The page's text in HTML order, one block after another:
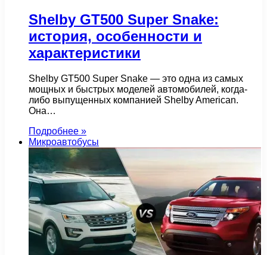
Shelby GT500 Super Snake:
история, особенности и
характеристики
Shelby GT500 Super Snake — это одна из самых
мощных и быстрых моделей автомобилей, когда-
либо выпущенных компанией Shelby American.
Она…
Подробнее »
Микроавтобусы